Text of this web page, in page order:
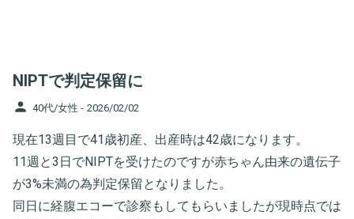
NIPTで判定保留に
person 40代/女性 - 2026/02/02
現在13週目で41歳初産、出産時は42歳になります。
11週と3日でNIPTを受けたのですが赤ちゃん由来の遺伝子
が3%未満の為判定保留となりました。
同日に経腹エコーで診察もしてもらいましたが現時点では